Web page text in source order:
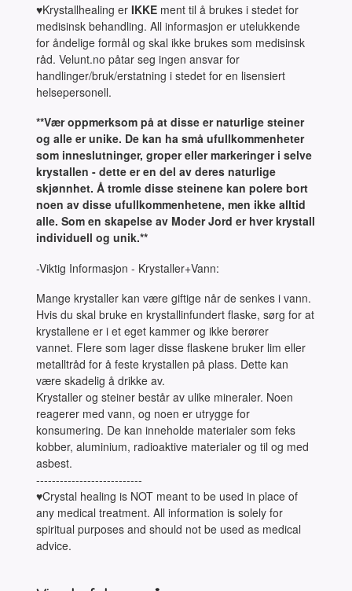
♥Krystallhealing erIKKE ment til å brukes i stedet for
medisinsk behandling. All informasjon er utelukkende
for åndelige formål og skal ikke brukes som medisinsk
råd. Velunt.no påtar seg ingen ansvar for
handlinger/bruk/erstatning i stedet for en lisensiert
helsepersonell.
**Vær oppmerksom på at disse er naturlige steiner
og alle er unike. De kan ha små ufullkommenheter
som inneslutninger, groper eller markeringer i selve
krystallen - dette er en del av deres naturlige
skjønnhet. Å tromle disse steinene kan polere bort
noen av disse ufullkommenhetene, men ikke alltid
alle. Som en skapelse av Moder Jord er hver krystall
individuell og unik.**
-Viktig Informasjon - Krystaller+Vann:
Mange krystaller kan være giftige når de senkes i vann.
Hvis du skal bruke en krystallinfundert flaske, sørg for at
krystallene er i et eget kammer og ikke berører
vannet. Flere som lager disse flaskene bruker lim eller
metalltråd for å feste krystallen på plass. Dette kan
være skadelig å drikke av.
Krystaller og steiner består av ulike mineraler. Noen
reagerer med vann, og noen er utrygge for
konsumering. De kan inneholde materialer som feks
kobber, aluminium, radioaktive materialer og til og med
asbest.
---------------------------
♥Crystal healing is NOT meant to be used in place of
any medical treatment. All information is solely for
spiritual purposes and should not be used as medical
advice.